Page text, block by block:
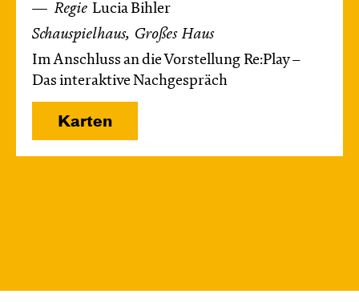
Regie Lucia Bihler
Schauspielhaus, Großes Haus
Im Anschluss an die Vorstellung Re:Play –
Das interaktive Nachgespräch
Karten